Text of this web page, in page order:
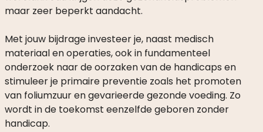
maar zeer beperkt aandacht.
Met jouw bijdrage investeer je, naast medisch
materiaal en operaties, ook in fundamenteel
onderzoek naar de oorzaken van de handicaps en
stimuleer je primaire preventie zoals het promoten
van foliumzuur en gevarieerde gezonde voeding. Zo
wordt in de toekomst eenzelfde geboren zonder
handicap.